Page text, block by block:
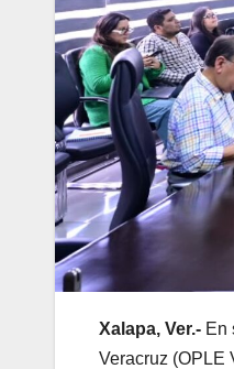
Xalapa, Ver.- En
Veracruz (OPLE